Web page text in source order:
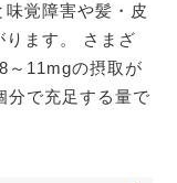
覚障害や髪・皮
ります。 さまざ
～11mgの摂取が
分で充足する量で